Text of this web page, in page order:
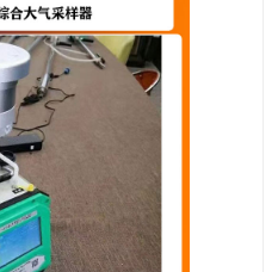
二恶英采集器
LB-8110降水降尘采样器
LB-7035油气回收
大气环境采样器